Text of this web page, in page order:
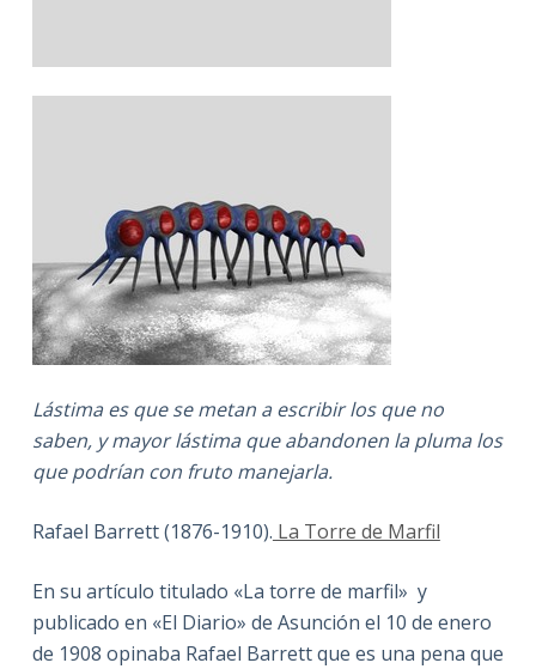
Lástima es que se metan a escribir los que no
saben, y mayor lástima que abandonen la pluma los
que podrían con fruto manejarla.
Rafael Barrett (1876-1910). La Torre de Marfil
En su artículo titulado «La torre de marfil» y
publicado en «El Diario» de Asunción el 10 de enero
de 1908 opinaba Rafael Barrett que es una pena que